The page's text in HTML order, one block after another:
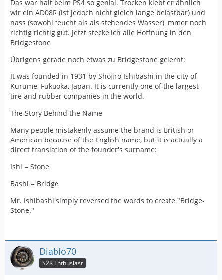
Das war halt beim PS4 so genial. Trocken klebt er ähnlich
wir ein AD08R (ist jedoch nicht gleich lange belastbar) und
nass (sowohl feucht als als stehendes Wasser) immer noch
richtig richtig gut. Jetzt stecke ich alle Hoffnung in den
Bridgestone
Übrigens gerade noch etwas zu Bridgestone gelernt:
It was founded in 1931 by Shojiro Ishibashi in the city of
Kurume, Fukuoka, Japan. It is currently one of the largest
tire and rubber companies in the world.
The Story Behind the Name
Many people mistakenly assume the brand is British or
American because of the English name, but it is actually a
direct translation of the founder's surname:
Ishi = Stone
Bashi = Bridge
Mr. Ishibashi simply reversed the words to create "Bridge-
Stone."
Diablo70
S2K Enthusiast